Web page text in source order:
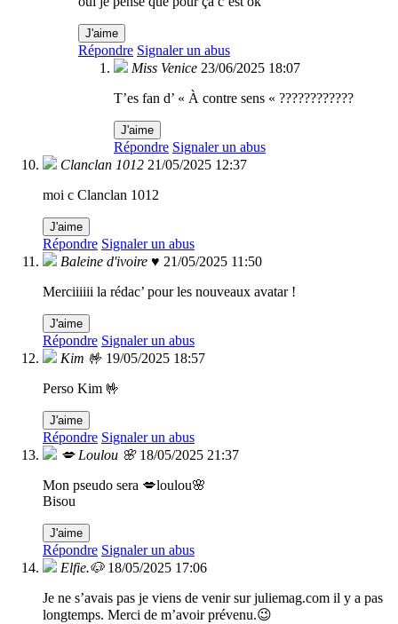
J'aime
Répondre Signaler un abus
Miss Venice 23/06/2025 18:07
T’es fan d’ « À contre sens « ????????????
J'aime
Répondre Signaler un abus
Clanclan 1012 21/05/2025 12:37
moi c Clanclan 1012
J'aime
Répondre Signaler un abus
Baleine d'ivoire ♥ 21/05/2025 11:50
Merciiiiii la rédac’ pour les nouveaux avatar !
J'aime
Répondre Signaler un abus
Kim 🤟 19/05/2025 18:57
Perso Kim 🤟
J'aime
Répondre Signaler un abus
💋 Loulou 🌸 18/05/2025 21:37
Mon pseudo sera 💋loulou🌸
Bisou
J'aime
Répondre Signaler un abus
Elfie.🐶 18/05/2025 17:06
Je ne s’avais pas je viens de venir sur juliemag.com il y a pas
longtemps. Merci de m’avoir prévenu.😉